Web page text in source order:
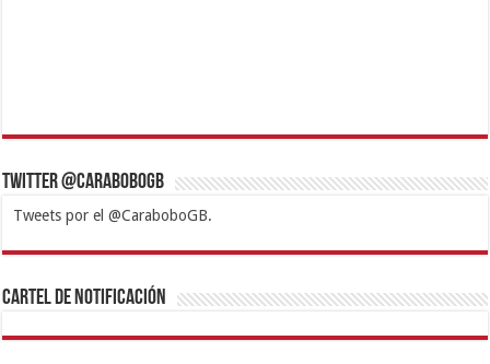
Twitter @CaraboboGB
Tweets por el @CaraboboGB.
1xbetBetturkeyBetistKralbetSupertotobetTipobetMatadorbetMariobet
https://mvbcasino.com/
Cartel de Notificación